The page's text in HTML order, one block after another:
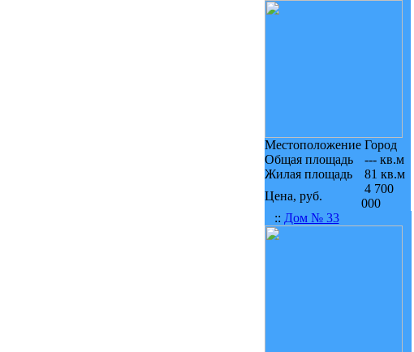
Местоположение Город
Общая площадь
--- кв.м
Жилая площадь
81 кв.м
Цена, руб.
4 700
000
:: Дом № 33